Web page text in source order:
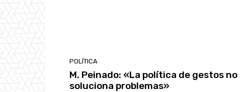
POLÍTICA
M. Peinado: «La política de gestos no
soluciona problemas»